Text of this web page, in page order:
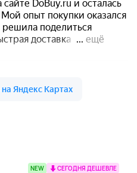
NEW СЕГОДНЯ ДЕШЕВЛЕ